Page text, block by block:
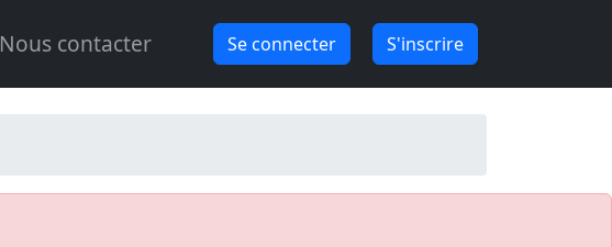
Nous contacter Se connecter S'inscrire